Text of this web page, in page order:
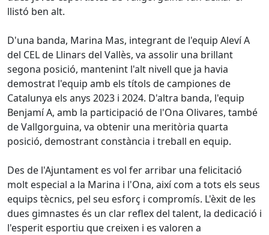
llistó ben alt.
D'una banda, Marina Mas, integrant de l'equip Aleví A
del CEL de Llinars del Vallès, va assolir una brillant
segona posició, mantenint l'alt nivell que ja havia
demostrat l'equip amb els títols de campiones de
Catalunya els anys 2023 i 2024. D'altra banda, l'equip
Benjamí A, amb la participació de l'Ona Olivares, també
de Vallgorguina, va obtenir una meritòria quarta
posició, demostrant constància i treball en equip.
Des de l'Ajuntament es vol fer arribar una felicitació
molt especial a la Marina i l'Ona, així com a tots els seus
equips tècnics, pel seu esforç i compromís. L'èxit de les
dues gimnastes és un clar reflex del talent, la dedicació i
l'esperit esportiu que creixen i es valoren a